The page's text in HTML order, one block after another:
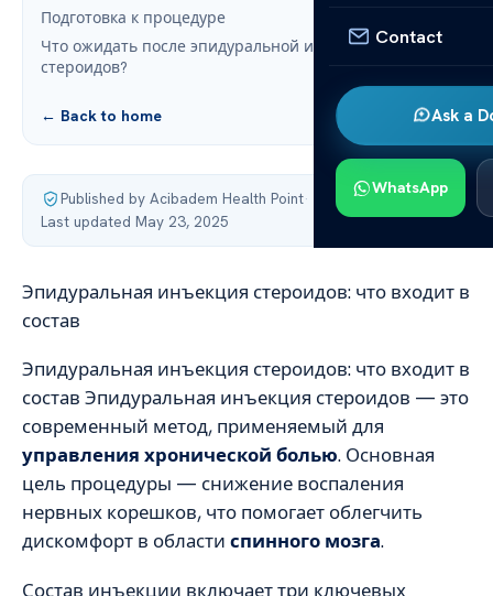
Contact
Ask a
WhatsApp
Подготовка к процедуре
Что ожидать после эпидуральной инъекции
стероидов?
← Back to home
Published by Acibadem Health Point·
Last updated May 23, 2025
Эпидуральная инъекция стероидов: что входит в
состав
Эпидуральная инъекция стероидов: что входит в
состав Эпидуральная инъекция стероидов — это
современный метод, применяемый для
управления хронической болью. Основная
цель процедуры — снижение воспаления
нервных корешков, что помогает облегчить
дискомфорт в области спинного мозга.
Состав инъекции включает три ключевых